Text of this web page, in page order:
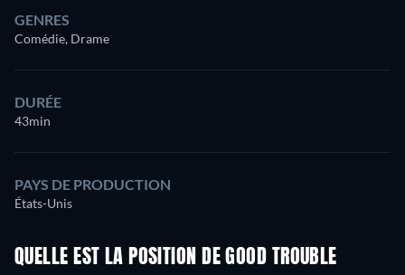
GENRES
Comédie, Drame
DURÉE
43min
PAYS DE PRODUCTION
États-Unis
QUELLE EST LA POSITION DE GOOD TROUBLE